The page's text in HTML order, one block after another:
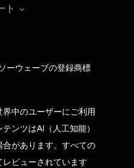
ト
ーウェーブの登録商標
界中のユーザーにご利用
ンツはAI（人工知能）
があります。すべての
ビューされています